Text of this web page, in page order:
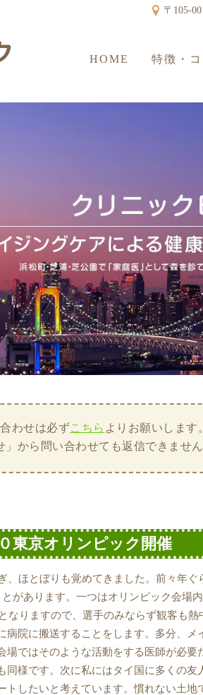
〒105-
HOME 特徴・
わせは必ずこちら よりお願いします。
から問い合わせても返信できません
東京オリンピック開催
、ほとぼりも覚めてきました。前々年ぐ
があります。一つはオリンピック会場
なりますので、選手のみならず観客も熱
院に搬送することをします。多分、メ
ではそのような活動をする医師が必要
同様です。次に私にはタイ国に多くの友
したいと考えています。慣れない土地